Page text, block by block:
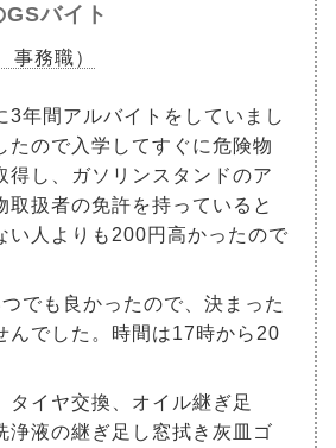
バイト
務職）
3年間アルバイトをしていまし
たので入学してすぐに危険物
得し、ガソリンスタンドのア
取扱者の免許を持っていると
い人よりも200円高かったので
でも良かったので、決まった
んでした。時間は17時から20
タイヤ交換、オイル継ぎ足
浄液の継ぎ足し窓拭き灰皿ゴ